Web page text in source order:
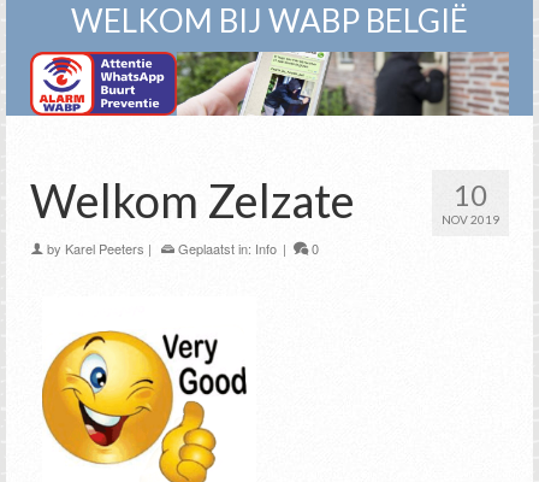
WELKOM BIJ WABP BELGIË
10
NOV 2019
Welkom Zelzate
by Karel Peeters | Geplaatst in: Info | 0